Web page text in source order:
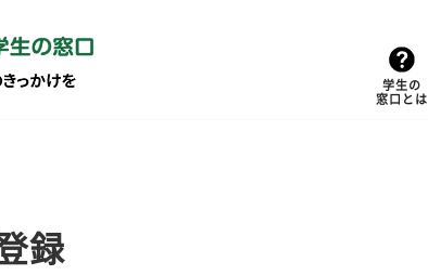
学生の
窓口とは
録